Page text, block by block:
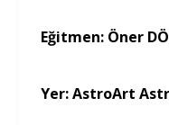
Eğitmen: Öner
Yer:AstroArt